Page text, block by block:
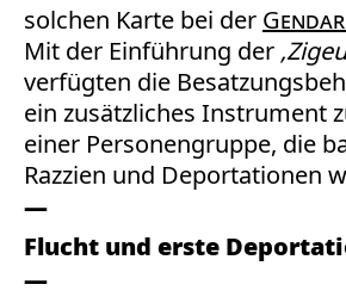
solchen Karte bei der
Mit der Einführung der
verfügten die
ein zusätzliches Instrument
einer Personengruppe, die
Razzien und Deportationen
Flucht und erste